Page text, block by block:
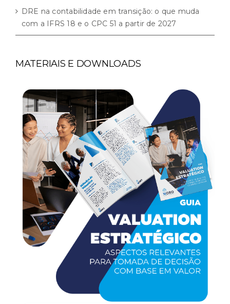
DRE na contabilidade em transição: o que muda
com a IFRS 18 e o CPC 51 a partir de 2027
MATERIAIS E DOWNLOADS